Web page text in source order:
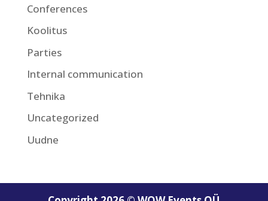
Conferences
Koolitus
Parties
Internal communication
Tehnika
Uncategorized
Uudne